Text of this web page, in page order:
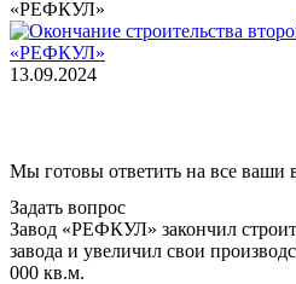
«РЕФКУЛ»
13.09.2024
Мы готовы ответить на все ваши
Задать вопрос
Завод «РЕФКУЛ» закончил
завода и увеличил свои
000 кв.м.